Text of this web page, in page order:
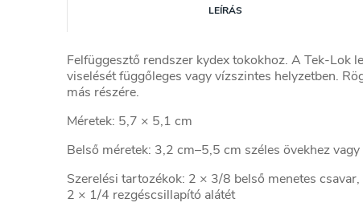
LEÍRÁS
Felfüggesztő rendszer kydex tokokhoz. A Tek-Lok
viselését függőleges vagy vízszintes helyzetben.
más részére.
Méretek: 5,7 × 5,1 cm
Belső méretek: 3,2 cm–5,5 cm széles övekhez
Szerelési tartozékok: 2 × 3/8 belső menetes
2 × 1/4 rezgéscsillapító alátét